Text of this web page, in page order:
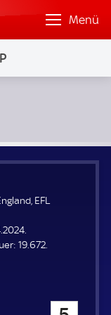
Menü
EFL
Z
19.672.